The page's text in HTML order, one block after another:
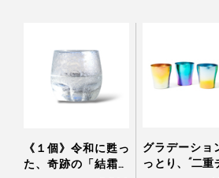
グラスのフチはつるんとなめらか
《１個》令和に甦っ
た、奇跡の「結霜グ
グラデーショ
っとり、“二重